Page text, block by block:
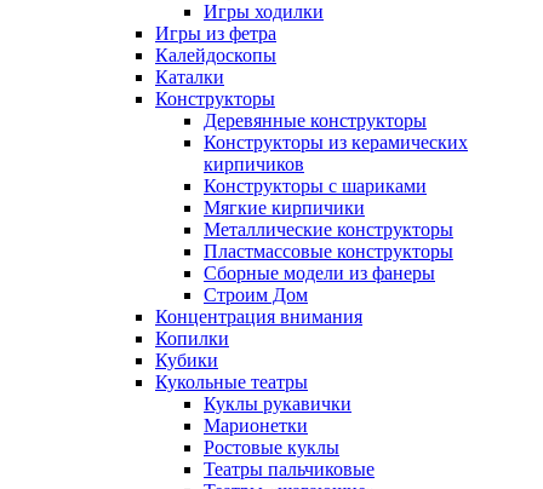
Игры ходилки
Игры из фетра
Калейдоскопы
Каталки
Конструкторы
Деревянные конструкторы
Конструкторы из керамических
кирпичиков
Конструкторы с шариками
Мягкие кирпичики
Металлические конструкторы
Пластмассовые конструкторы
Сборные модели из фанеры
Строим Дом
Концентрация внимания
Копилки
Кубики
Кукольные театры
Куклы рукавички
Марионетки
Ростовые куклы
Театры пальчиковые